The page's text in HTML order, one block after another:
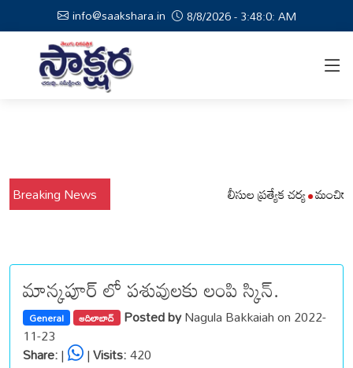
info@saakshara.in 8/8/2026 - 3:48:0: AM
Breaking News
ఏర్పాటు ప్రమాదాల నివారణకు జైపూర్ పోలీసుల ప్రత్యేక చర్య మంచిర్యాల
మాన్కపూర్ లో పశువులకు లంపి స్కిన్.
General ఆదిలాబాద్ Posted byNagula Bakkaiah on 2022-
11-23
Share:| |Visits:420